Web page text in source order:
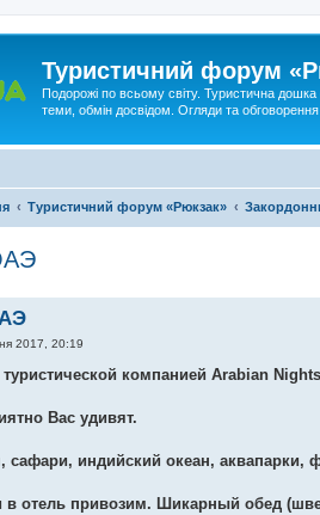
Туристичний форум
Подорожі по всьому світу. Туристична дошка
теми, обмін досвідом. Огляди та
Туристичний форум «Рюкзак»
2017, 20:19
компанией Arabian
Вас удивят.
индийский океан, аквапарки,
в отель привозим. Шикарный обед